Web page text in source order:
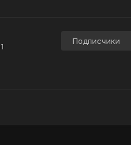
Подписчики